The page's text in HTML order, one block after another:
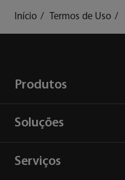
Início Termos de Uso
Produtos
Soluções
Serviços